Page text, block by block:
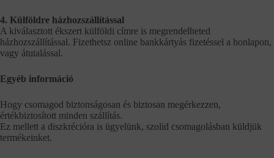
4. Külföldre házhozszállítással
A kiválasztott ékszert külföldi címre is megrendelheted
házhozszállítással. Fizethetsz online bankkártyás fizetéssel a honlapon,
vagy átutalással.
Egyéb információ
Hogy csomagod biztonságosan és biztosan megérkezzen,
értékbiztosított minden szállítás.
Ez mellett a diszkrécióra is ügyelünk, szolid csomagolásban küldjük
termékeinket.